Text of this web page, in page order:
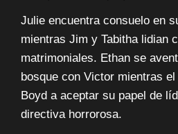
Julie encuentra consuelo en
mientras Jim y Tabitha lidian
matrimoniales. Ethan se
bosque con Victor mientras
Boyd a aceptar su papel de
directiva horrorosa.